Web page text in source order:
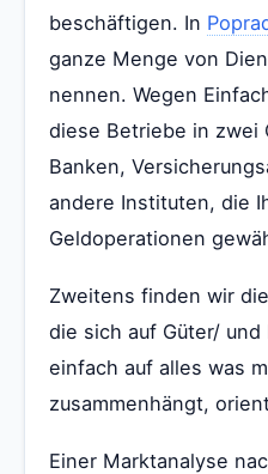
beschäftigen. In
ganze Menge von
nennen. Wegen
diese Betriebe in zwei
Banken,
andere Instituten, die
Geldoperationen
Zweitens finden wir
die sich auf Güter/
einfach auf alles was
zusammenhängt,
Einer Marktanalyse